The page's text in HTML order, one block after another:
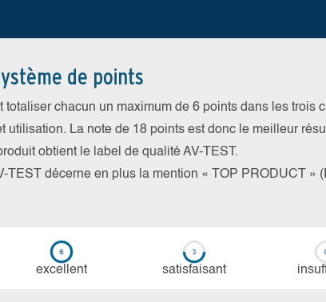
de points
totaliser chacun un maximum de 6 points dans les trois
utilisation. La note de 18 points est donc le meilleur
obtient le label de qualité AV-TEST.
TEST décerne en plus la mention « TOP PRODUCT »
ex­cellent sa­tis­fai­sant